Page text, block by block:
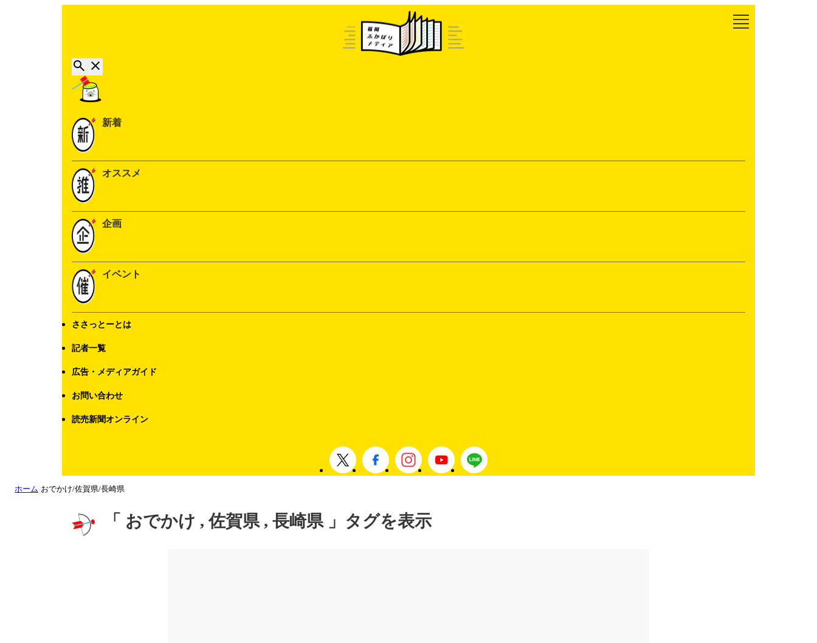
新着
オススメ
企画
イベント
ささっとーとは
記者一覧
広告・メディアガイド
お問い合わせ
読売新聞オンライン
ホーム おでかけ/佐賀県/長崎県
「 おでかけ , 佐賀県 , 長崎県 」タグを表示